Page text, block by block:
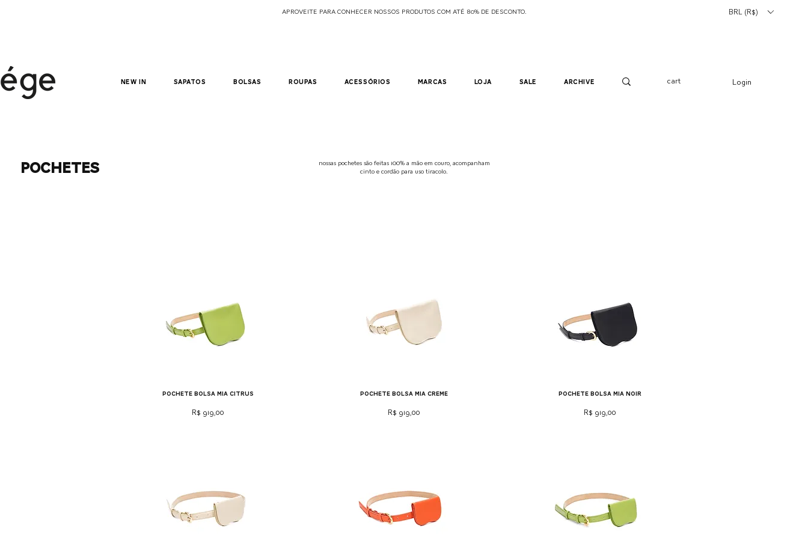
APROVEITE PARA CONHECER NOSSOS PRODUTOS COM ATÉ 80% DE DESCONTO. BRL (R$)
NEW IN sapatos bolsas roupas acessórios marcas loja sale archive cart Login
pochetes
nossas pochetes são feitas 100% a mão em couro, acompanham
cinto e cordão para uso tiracolo.
pochete bolsa mia citrus
Preço
R$ 919,00
pochete bolsa mia creme
Preço
R$ 919,00
pochete bolsa mia noir
Preço
R$ 919,00